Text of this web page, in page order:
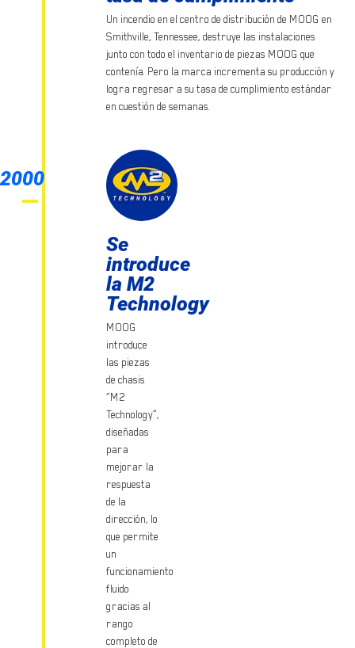
Un incendio en el centro de distribución de MOOG en
Smithville, Tennessee, destruye las instalaciones
junto con todo el inventario de piezas MOOG que
contenía. Pero la marca incrementa su producción y
logra regresar a su tasa de cumplimiento estándar
en cuestión de semanas.
2000
Se
introduce
la M2
Technology
MOOG
introduce
las piezas
de chasis
“M2
Technology”,
diseñadas
para
mejorar la
respuesta
de la
dirección, lo
que permite
un
funcionamiento
fluido
gracias al
rango
completo de